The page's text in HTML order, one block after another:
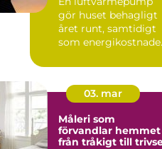
inomhusklimat
gör huset behagligt
året runt, samtidigt
som
03. mar
Måleri som
förvandlar hemmet
från tråkigt till